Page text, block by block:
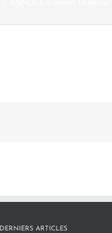
DERNIERS ARTICLES